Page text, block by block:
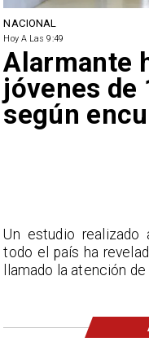
NACIONAL
Hoy A Las 9:49
Alarmante
jóvenes de
según
Un estudio
todo el país ha
llamado la atención